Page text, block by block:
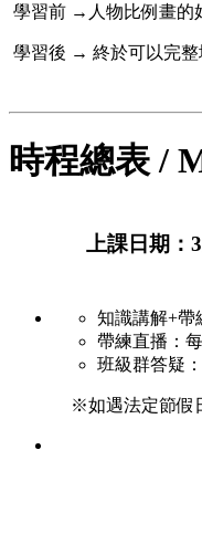
學習前 →人物比例畫的
學習後 → 終於可以完整
時程總表 /
上課日期：
知識講解+帶
帶練直播：
班級群答疑
※如遇法定節假日會